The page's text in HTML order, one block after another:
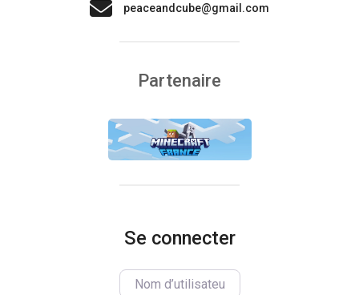
peaceandcube@gmail.com
Partenaire
Se connecter
Nom d’utilisateur/utilisatrice